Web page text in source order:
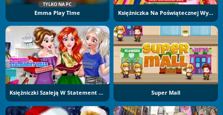
TYLKO NA PC
Emma Play TIme Księżniczka Na Poświątecznej Wyprzedaży
Księżniczki Szaleją W Statement Hills Super Mall